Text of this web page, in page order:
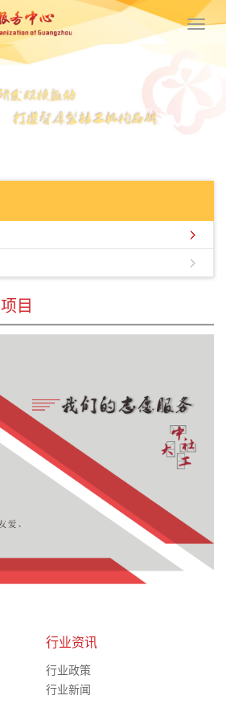
目
行业资讯
行业政策
行业新闻